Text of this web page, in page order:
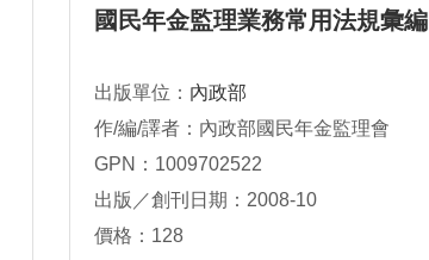
國民年金監理業務常用法規彙編
出版單位： 內政部
作/編/譯者：內政部國民年金監理會
GPN：1009702522
出版／創刊日期：2008-10
價格：128